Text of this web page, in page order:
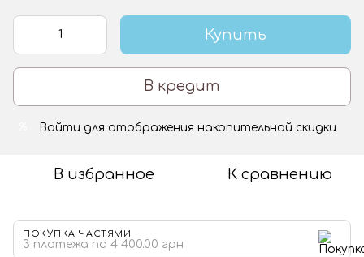
Купить
В кредит
Войти для отображения накопительной скидки
В избранное К сравнению
ПОКУПКА ЧАСТЯМИ
3 платежа по 4 400.00 грн